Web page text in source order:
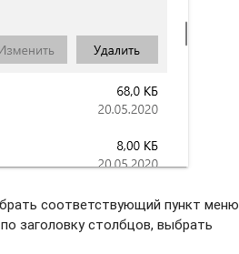
соотвeтствующий пункт меню.
заголовку столбцов, выбрать